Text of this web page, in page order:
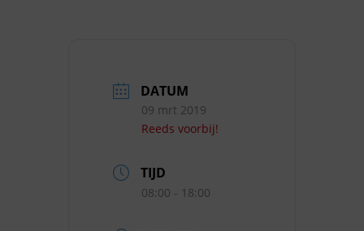
DATUM
09 mrt 2019
Reeds voorbij!
TIJD
08:00 - 18:00